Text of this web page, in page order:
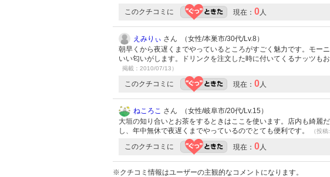
このクチコミに 現在： 0人
えみりぃ さん （女性/本巣市/30代/Lv.8）
朝早くから夜遅くまでやっているところがすごく魅力です。モー
いい匂いがします。ドリンクを注文した時に付いてくるナッツも
掲載：2010/07/13）
このクチコミに 現在： 0人
ねころこ さん （女性/岐阜市/20代/Lv.15）
大垣の知り合いとお茶をするときはここを使います。店内も綺麗
し、年中無休で夜遅くまでやっているのでとても便利です。
（投
このクチコミに 現在： 0人
※クチコミ情報はユーザーの主観的なコメントになります。